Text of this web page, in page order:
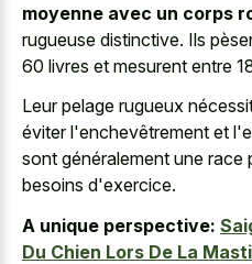
moyenne avec un corps
rugueuse distinctive. Ils
60 livres et mesurent entre
Leur pelage rugueux
éviter l'enchevêtrement et
sont généralement une race
besoins d'exercice.
A unique perspective:
Du Chien Lors De La